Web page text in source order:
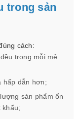
trong sản
cách:
trong mỗi mẻ
hấp dẫn hơn;
sản phẩm ổn
khẩu;